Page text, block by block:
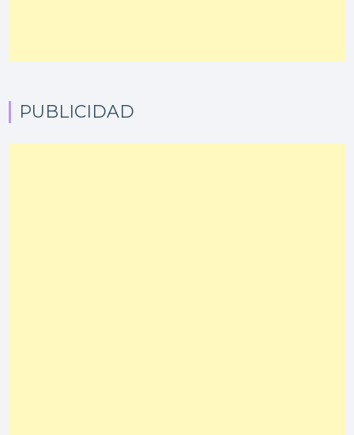
PUBLICIDAD